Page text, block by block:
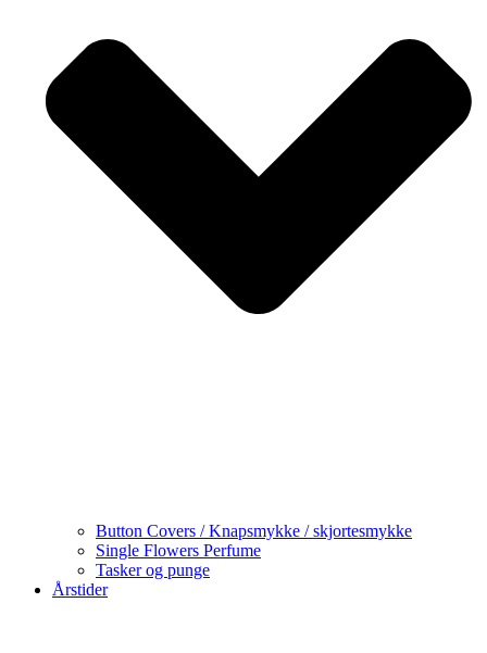
Button Covers / Knapsmykke / skjortesmykke
Single Flowers Perfume
Tasker og punge
Årstider